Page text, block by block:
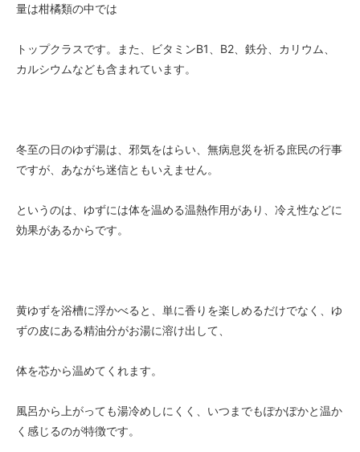
量は柑橘類の中では
トップクラスです。また、ビタミンB1、B2、鉄分、カリウム、
カルシウムなども含まれています。
冬至の日のゆず湯は、邪気をはらい、無病息災を祈る庶民の行事
ですが、あながち迷信ともいえません。
というのは、ゆずには体を温める温熱作用があり、冷え性などに
効果があるからです。
黄ゆずを浴槽に浮かべると、単に香りを楽しめるだけでなく、ゆ
ずの皮にある精油分がお湯に溶け出して、
体を芯から温めてくれます。
風呂から上がっても湯冷めしにくく、いつまでもぽかぽかと温か
く感じるのが特徴です。